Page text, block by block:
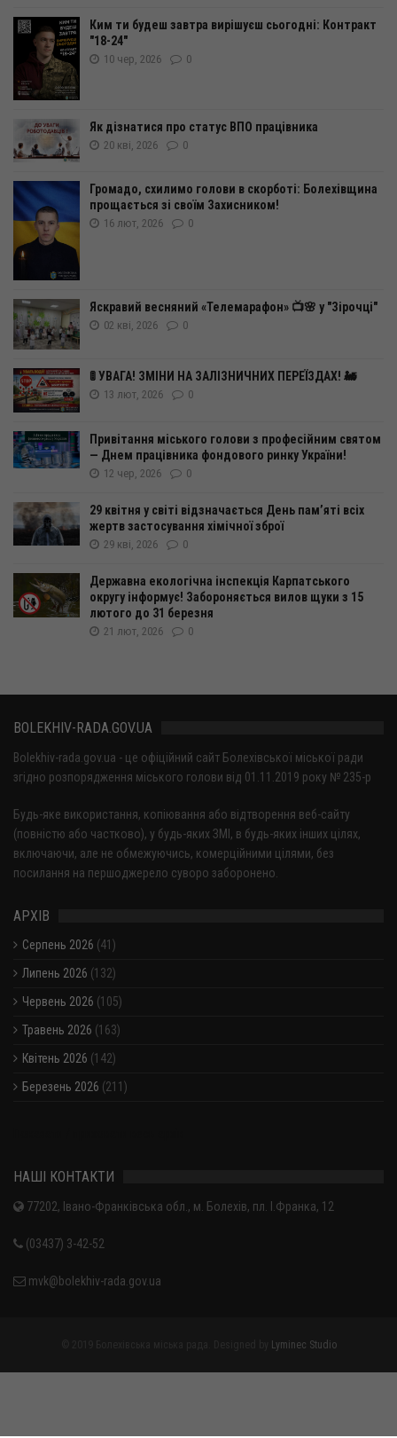
Ким ти будеш завтра вирішуєш сьогодні: Контракт
"18-24"
10 чер, 2026 0
Як дізнатися про статус ВПО працівника
20 кві, 2026 0
Громадо, схилимо голови в скорботі: Болехівщина
прощається зі своїм Захисником!
16 лют, 2026 0
Яскравий весняний «Телемарафон» 📺🌸 у "Зірочці"
02 кві, 2026 0
🚦 УВАГА! ЗМІНИ НА ЗАЛІЗНИЧНИХ ПЕРЕЇЗДАХ! 🚂
13 лют, 2026 0
Привітання міського голови з професійним святом
— Днем працівника фондового ринку України!
12 чер, 2026 0
29 квітня у світі відзначається День пам’яті всіх
жертв застосування хімічної зброї
29 кві, 2026 0
Державна екологічна інспекція Карпатського
округу інформує! Забороняється вилов щуки з 15
лютого до 31 березня
21 лют, 2026 0
BOLEKHIV-RADA.GOV.UA
Bolekhiv-rada.gov.ua - це офіційний сайт Болехівської міської ради
згідно розпорядження міського голови від 01.11.2019 року № 235-р
Будь-яке використання, копіювання або відтворення веб-сайту
(повністю або частково), у будь-яких ЗМІ, в будь-яких інших цілях,
включаючи, але не обмежуючись, комерційними цілями, без
посилання на першоджерело суворо заборонено.
АРХІВ
Серпень 2026 (41)
Липень 2026 (132)
Червень 2026 (105)
Травень 2026 (163)
Квітень 2026 (142)
Березень 2026 (211)
НАШІ КОНТАКТИ
77202, Івано-Франківська обл., м. Болехів, пл. І.Франка, 12
(03437) 3-42-52
mvk@bolekhiv-rada.gov.ua
Lyminec Studio